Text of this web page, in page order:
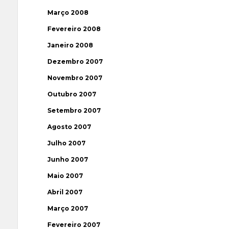
Março 2008
Fevereiro 2008
Janeiro 2008
Dezembro 2007
Novembro 2007
Outubro 2007
Setembro 2007
Agosto 2007
Julho 2007
Junho 2007
Maio 2007
Abril 2007
Março 2007
Fevereiro 2007